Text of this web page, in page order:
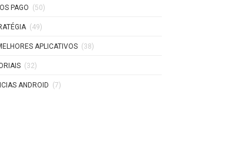
PAGO (50)
(49)
APLICATIVOS (38)
(32)
ANDROID (7)